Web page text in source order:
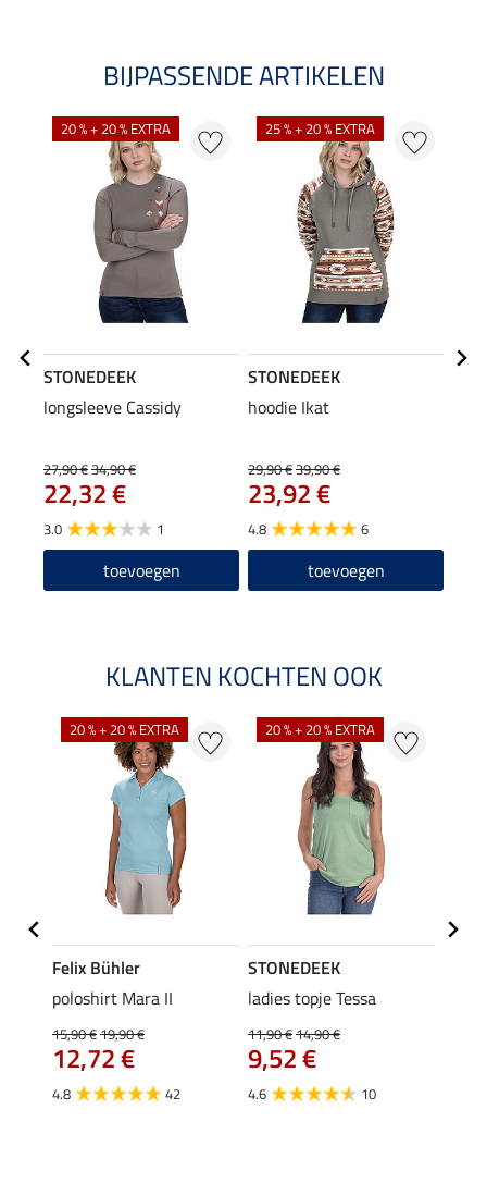
BIJPASSENDE ARTIKELEN
20 % + 20 % EXTRA
STONEDEEK
longsleeve Cassidy
27,90 €34,90 €
22,32 €
3.0 1
toevoegen
25 % + 20 % EXTRA
STONEDEEK
hoodie Ikat
29,90 €39,90 €
23,92 €
4.8 6
toevoegen
KLANTEN KOCHTEN OOK
20 % + 20 % EXTRA
Felix Bühler
poloshirt Mara II
15,90 €19,90 €
12,72 €
4.8 42
20 % + 20 % EXTRA
STONEDEEK
ladies topje Tessa
11,90 €14,90 €
9,52 €
4.6 10